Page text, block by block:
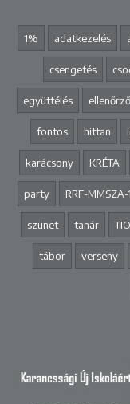
1% adatkezelés
csengetés
együttélés ellenőrző
fontos hittan
karácsony KRÉTA
party RRF-
szünet tanár
tábor verseny